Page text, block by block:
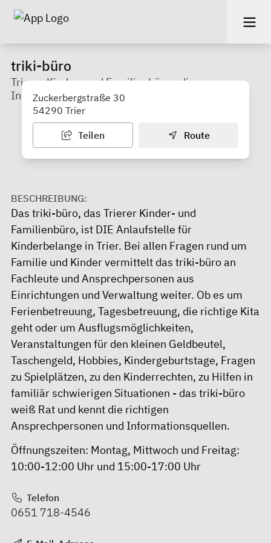
triki-büro
Trierer Kinder- und Familienbüro - die
Informationsschaltstelle für Kinderbelange
Zuckerbergstraße 30
54290 Trier
Teilen Route
BESCHREIBUNG:
Das triki-büro, das Trierer Kinder- und
Familienbüro, ist DIE Anlaufstelle für
Kinderbelange in Trier. Bei allen Fragen rund um
Familie und Kinder vermittelt das triki-büro an
Fachleute und Ansprechpersonen aus
Einrichtungen und Verwaltung weiter. Ob es um
Ferienbetreuung, Tagesbetreuung, die richtige Kita
geht oder um Ausflugsmöglichkeiten,
Veranstaltungen für den kleinen Geldbeutel,
Taschengeld, Hobbies, Kindergeburtstage, Fragen
zu Spielplätzen, zu den Kinderrechten, zu Hilfen in
familiär schwierigen Situationen - das triki-büro
weiß Rat und kennt die richtigen
Ansprechpersonen und Informationsquellen.
Öffnungszeiten: Montag, Mittwoch und Freitag:
10:00-12:00 Uhr und 15:00-17:00 Uhr
Telefon
0651 718-4546